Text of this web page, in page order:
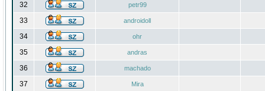
32 petr99
33 androidoll
34 ohr
35 andras
36 machado
37 Mira